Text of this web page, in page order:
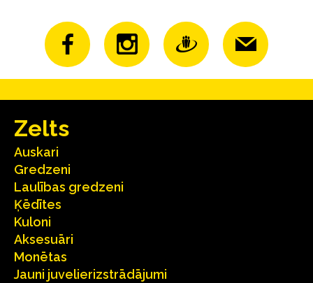
Zelts
Auskari
Gredzeni
Laulības gredzeni
Ķēdītes
Kuloni
Aksesuāri
Monētas
Jauni juvelierizstrādājumi